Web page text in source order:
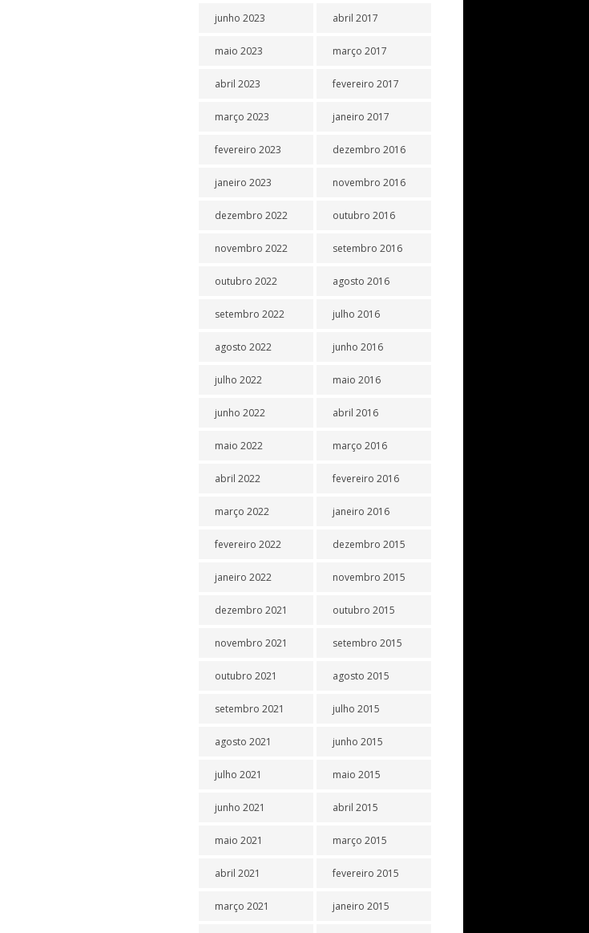
junho 2023
maio 2023
abril 2023
março 2023
fevereiro 2023
janeiro 2023
dezembro 2022
novembro 2022
outubro 2022
setembro 2022
agosto 2022
julho 2022
junho 2022
maio 2022
abril 2022
março 2022
fevereiro 2022
janeiro 2022
dezembro 2021
novembro 2021
outubro 2021
setembro 2021
agosto 2021
julho 2021
junho 2021
maio 2021
abril 2021
março 2021
abril 2017
março 2017
fevereiro 2017
janeiro 2017
dezembro 2016
novembro 2016
outubro 2016
setembro 2016
agosto 2016
julho 2016
junho 2016
maio 2016
abril 2016
março 2016
fevereiro 2016
janeiro 2016
dezembro 2015
novembro 2015
outubro 2015
setembro 2015
agosto 2015
julho 2015
junho 2015
maio 2015
abril 2015
março 2015
fevereiro 2015
janeiro 2015